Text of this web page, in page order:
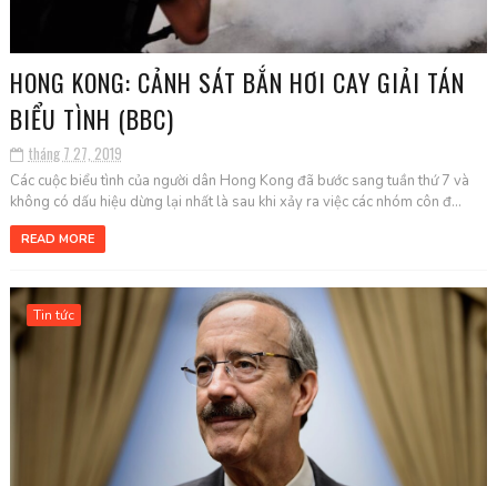
HONG KONG: CẢNH SÁT BẮN HƠI CAY GIẢI TÁN
BIỂU TÌNH (BBC)
tháng 7 27, 2019
Các cuộc biểu tình của người dân Hong Kong đã bước sang tuần thứ 7 và
không có dấu hiệu dừng lại nhất là sau khi xảy ra việc các nhóm côn đ...
READ MORE
Tin tức